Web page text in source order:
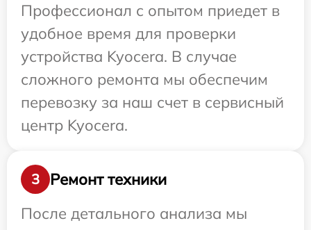
Профессионал с опытом приедет в
удобное время для проверки
устройства Kyocera. В случае
сложного ремонта мы обеспечим
перевозку за наш счет в сервисный
центр Kyocera.
3
Ремонт техники
После детального анализа мы